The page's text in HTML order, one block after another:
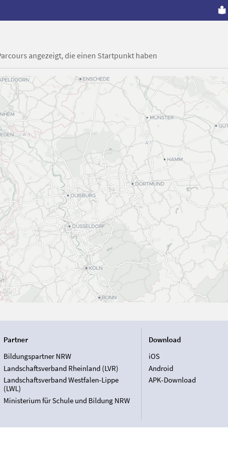
angezeigt, die einen Startpunkt haben
Partner
Bildungspartner NRW
Landschaftsverband Rheinland (LVR)
Landschaftsverband Westfalen-Lippe
(LWL)
Ministerium für Schule und Bildung NRW
Download
iOS
Android
APK-Download